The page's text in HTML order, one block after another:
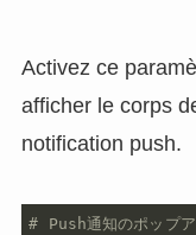
Activez ce
afficher le corps
notification push.
# Push通知のポップ